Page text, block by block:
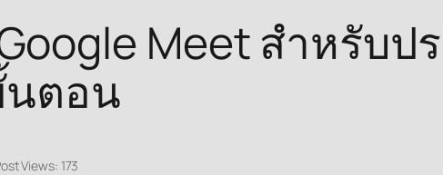
Meet สำหรับป
นตอน
Views: 173